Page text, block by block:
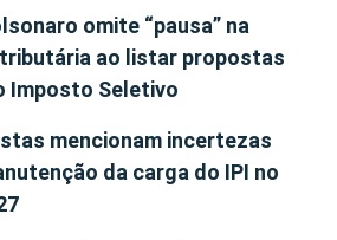
omite “pausa” na
ao listar propostas
Imposto Seletivo
mencionam incertezas
da carga do IPI no